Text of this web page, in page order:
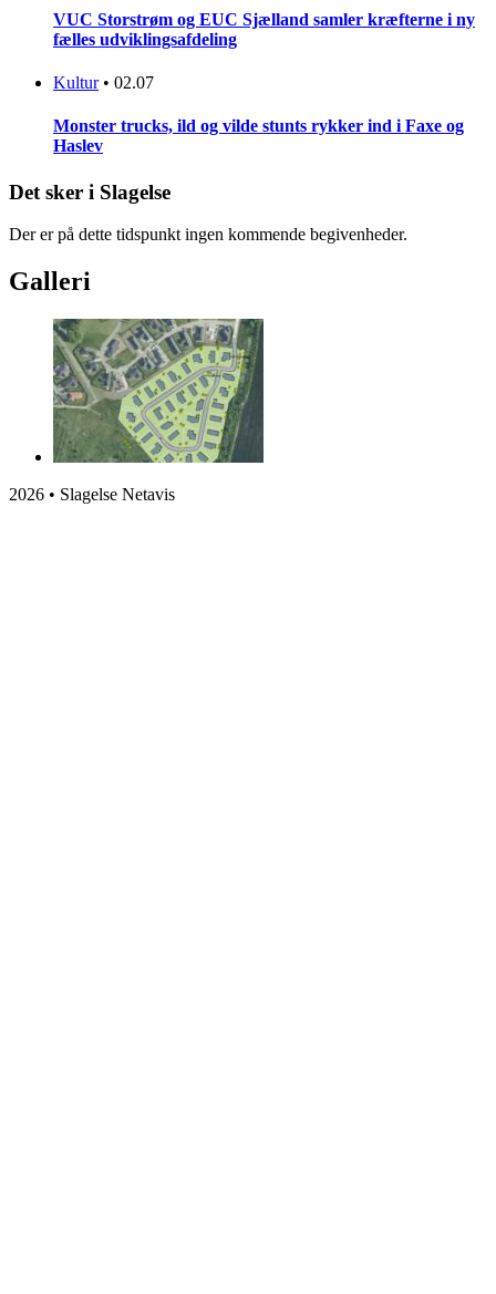
VUC Storstrøm og EUC Sjælland samler kræfterne i ny
fælles udviklingsafdeling
Kultur • 02.07
Monster trucks, ild og vilde stunts rykker ind i Faxe og
Haslev
Det sker i Slagelse
Der er på dette tidspunkt ingen kommende begivenheder.
Galleri
2026 • Slagelse Netavis